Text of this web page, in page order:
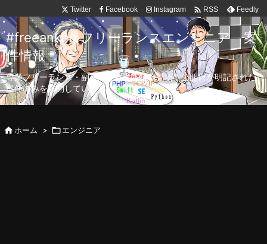
Twitter Facebook Instagram  RSS Feedly
#freeanken フリーランスエンジニア 案
件情報
専業フリーランス・副業向け案件を毎日更新！公開日が明記された
案件のみを公開しています。
ホーム > エンジニア